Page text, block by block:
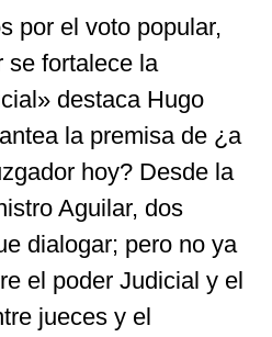
por el voto popular,
se fortalece la
destaca Hugo
la premisa de ¿a
hoy? Desde la
Aguilar, dos
dialogar; pero no ya
el poder Judicial y el
jueces y el